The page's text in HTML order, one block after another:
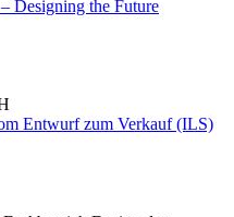
Designing the Future
Entwurf zum Verkauf (ILS)